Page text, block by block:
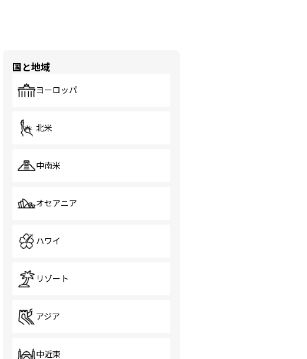
国と地域
ヨーロッパ
北米
中南米
オセアニア
ハワイ
リゾート
アジア
中近東